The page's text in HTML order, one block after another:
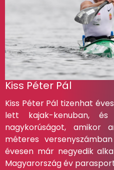
Kiss Péter Pál
Kiss Péter Pál tizenhat
lett kajak-kenuban,
nagykorúságot,
méteres
évesen már negyedik
Magyarország év